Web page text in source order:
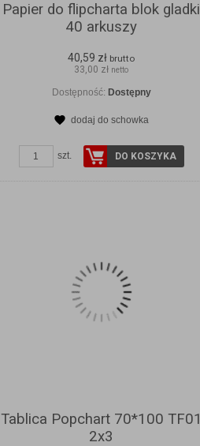
Papier do flipcharta blok gladki
40 arkuszy
40,59 zł brutto
33,00 zł netto
Dostępność: Dostępny
dodaj do schowka
szt. DO KOSZYKA
Tablica Popchart 70*100 TF01
2x3